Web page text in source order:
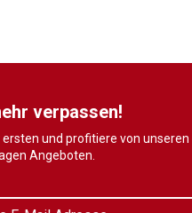
verpassen!
ersten und profitiere von unseren
Angeboten.